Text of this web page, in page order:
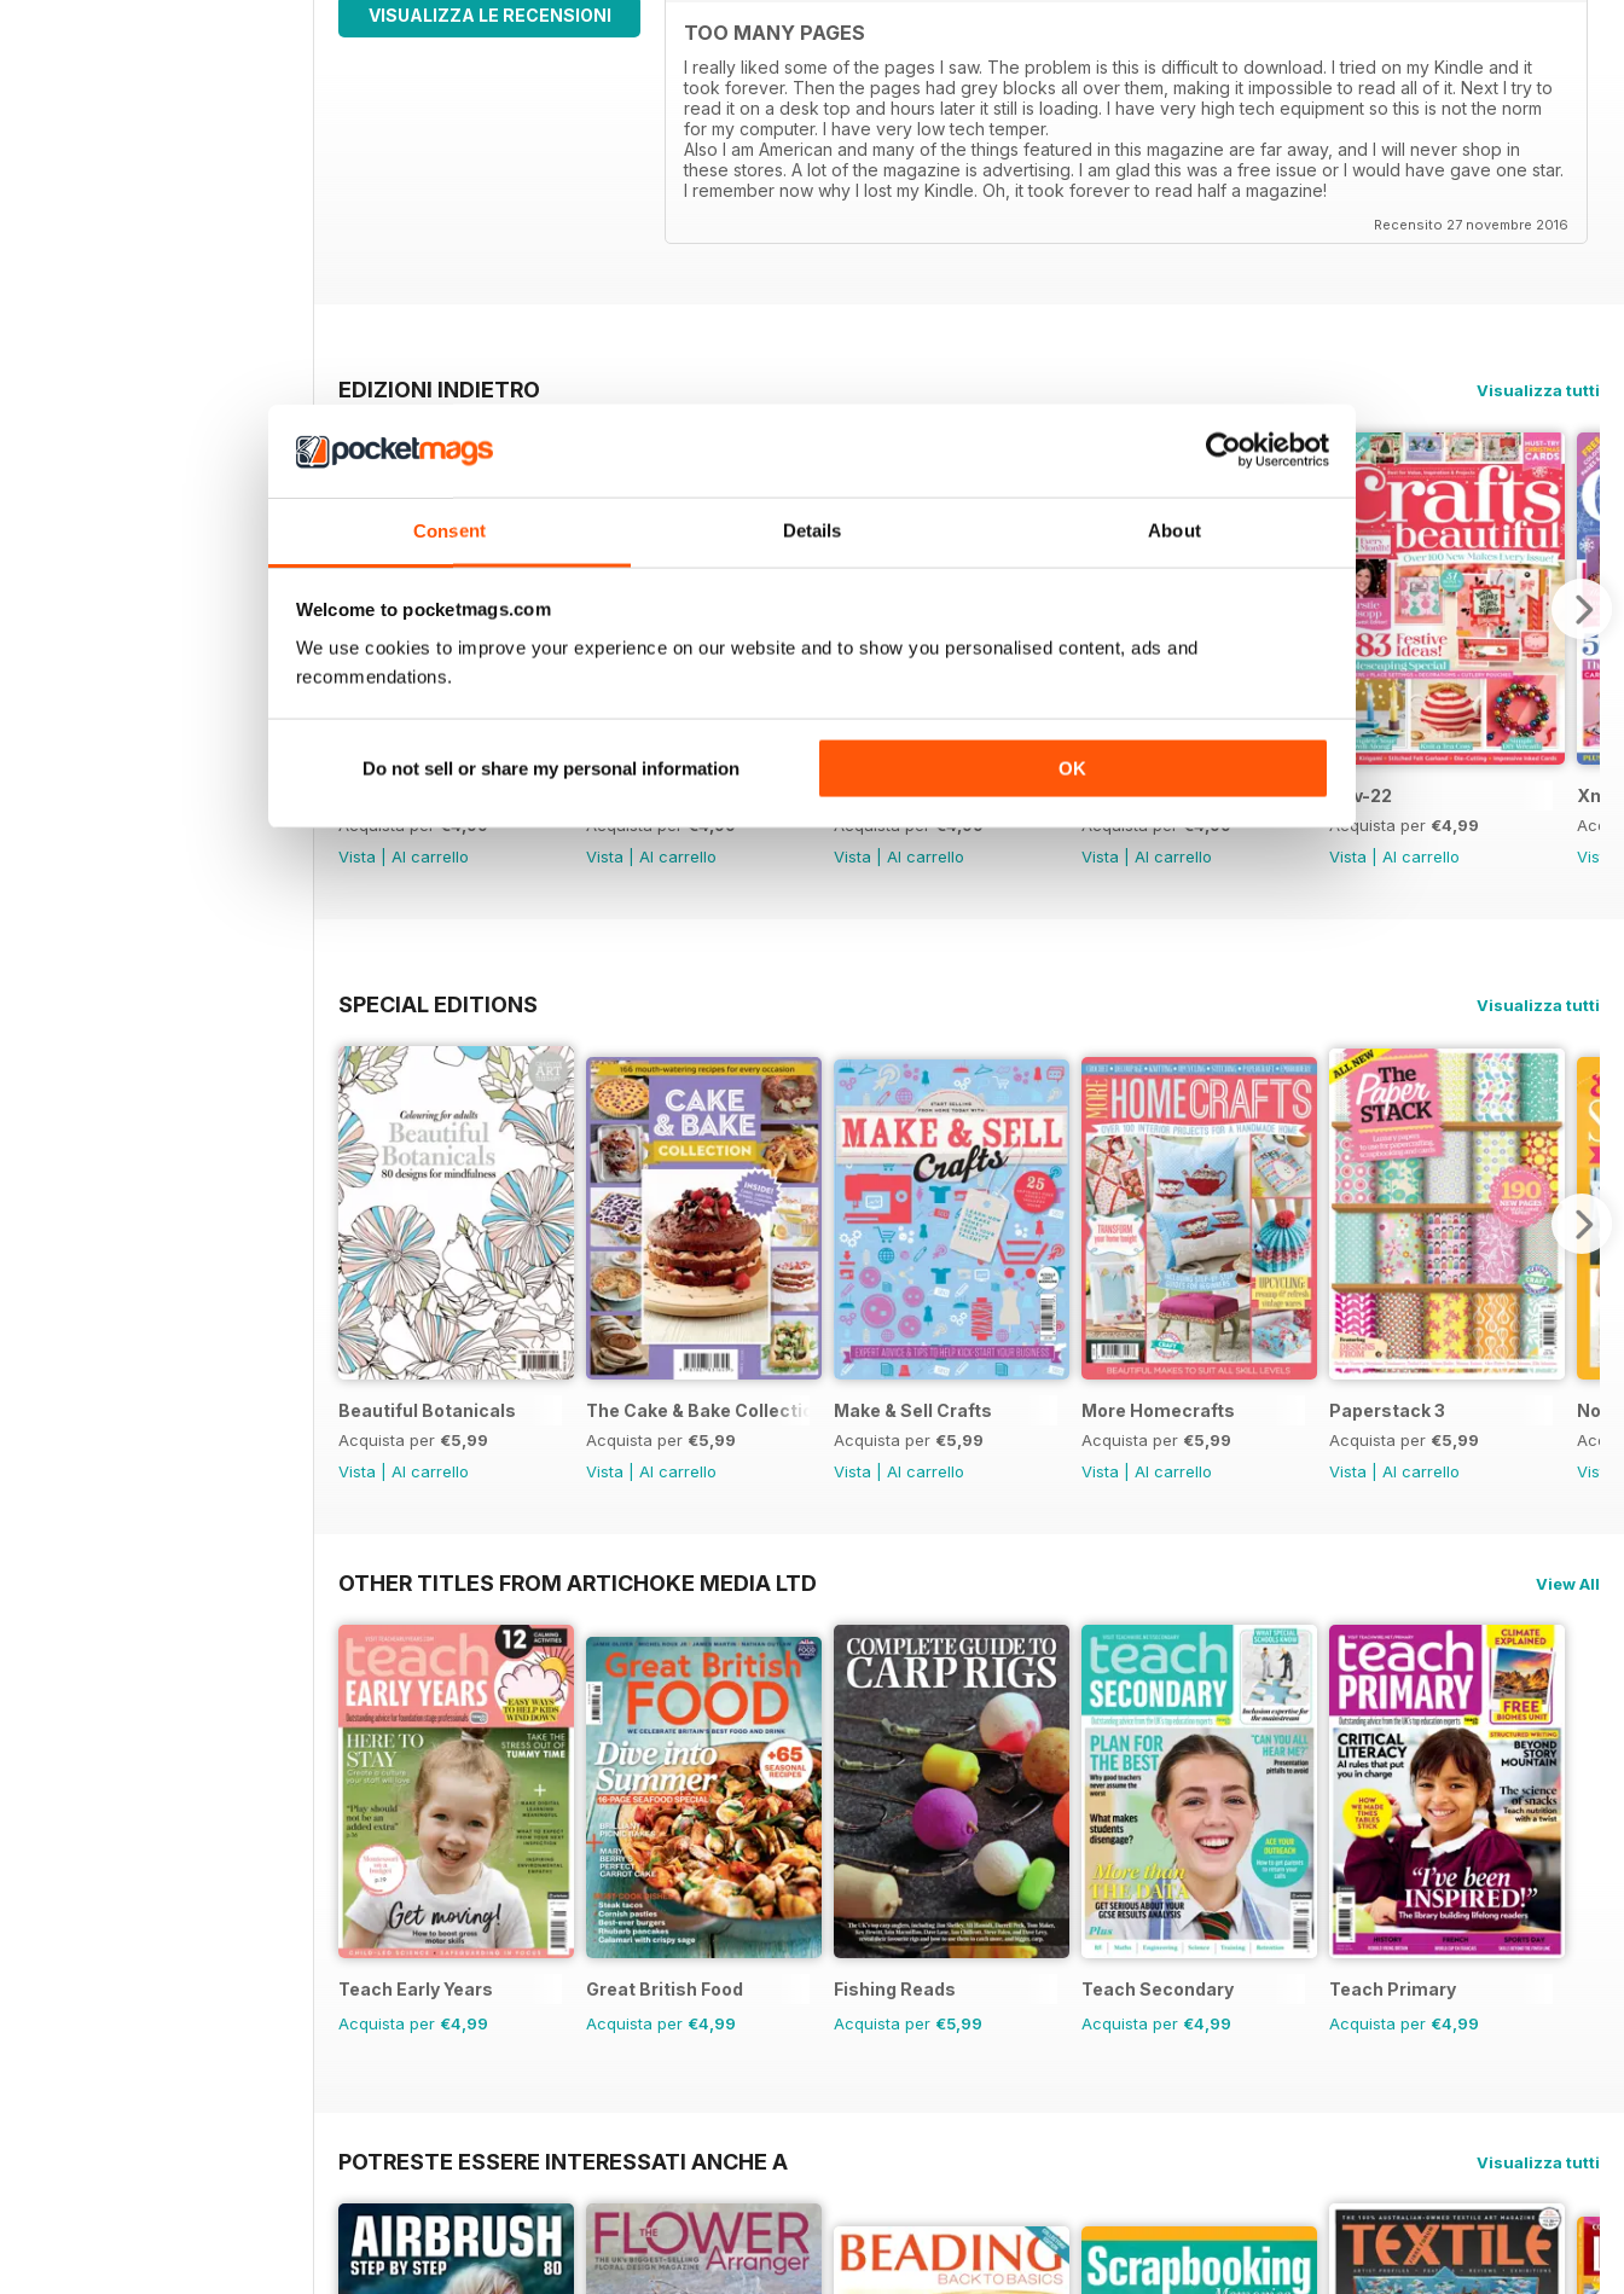
Consent Details About
Welcome to pocketmags.com
We use cookies to improve your experience on our website and to show you personalised content, ads and
recommendations.
Do not sell or share my personal information OK
VISUALIZZA LE RECENSIONI
TOO MANY PAGES
I really liked some of the pages I saw. The problem is this is difficult to download. I tried on my Kindle and it
took forever. Then the pages had grey blocks all over them, making it impossible to read all of it. Next I try to
read it on a desk top and hours later it still is loading. I have very high tech equipment so this is not the norm
for my computer. I have very low tech temper.
Also I am American and many of the things featured in this magazine are far away, and I will never shop in
these stores. A lot of the magazine is advertising. I am glad this was a free issue or I would have gave one star.
I remember now why I lost my Kindle. Oh, it took forever to read half a magazine!
Recensito 27 novembre 2016
EDIZIONI INDIETRO Visualizza tutti
Acquista per€4,99
Vista
Al carrello
Acquista per€4,99
Vista
Al carrello
Jan-23
Acquista per€4,99
Vista
Al carrello
Dec-22
Acquista per€4,99
Vista
Al carrello
Nov-22
Acquista per €4,99
Vista
Al carrello
Vista
SPECIAL EDITIONS Visualizza tutti
Beautiful Botanicals
Acquista per €5,99
Vista
Al carrello
The Cake & Bake Collection
Acquista per €5,99
Vista
Al carrello
Make & Sell Crafts
Acquista per €5,99
Vista
Al carrello
More Homecrafts
Acquista per €5,99
Vista
Al carrello
Paperstack 3
Acquista per €5,99
Vista
Al carrello
No
Vista
OTHER TITLES FROM ARTICHOKE MEDIA LTD View All
Teach Early Years
Acquista per €4,99
Great British Food
Acquista per €4,99
Fishing Reads
Acquista per €5,99
Teach Secondary
Acquista per €4,99
Teach Primary
Acquista per €4,99
POTRESTE ESSERE INTERESSATI ANCHE A Visualizza tutti